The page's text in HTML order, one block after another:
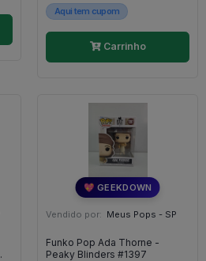
Aqui tem cupom
Carrinho
💖 GEEKDOWN
Vendido por: Meus Pops - SP
Funko Pop Ada Thorne -
Peaky Blinders #1397